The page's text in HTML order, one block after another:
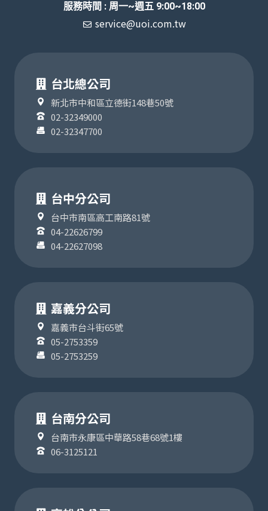
服務時間 : 周一~週五 9:00~18:00
service@uoi.com.tw
台北總公司
新北市中和區立德街148巷50號
02-32349000
02-32347700
台中分公司
台中市南區高工南路81號
04-22626799
04-22627098
嘉義分公司
嘉義市台斗街65號
05-2753359
05-2753259
台南分公司
台南市永康區中華路58巷68號1樓
06-3125121